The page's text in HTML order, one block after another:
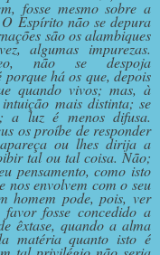
fosse mesmo sobre a
Espírito não se depura
são os alambiques
algumas impurezas.
não se despoja
porque há os que, depois
quando vivos; mas, à
mais distinta; se
a luz é menos difusa.
os proíbe de responder
ou lhes dirija a
tal ou tal coisa. Não;
pensamento, como isto
nos envolvem com o seu
homem pode, pois, ver
fosse concedido a
êxtase, quando a alma
matéria quanto isto é